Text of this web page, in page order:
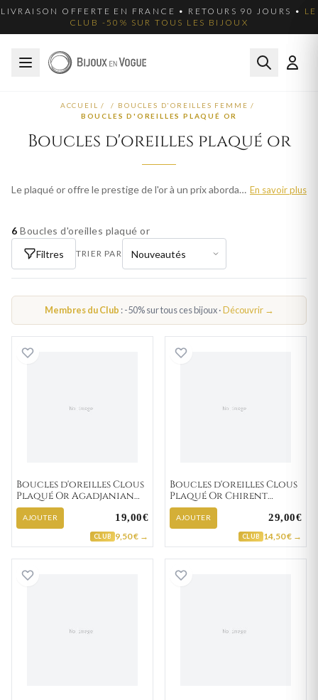
LIVRAISON OFFERTE EN FRANCE • RETOURS 90 JOURS • LE
CLUB -50% SUR TOUS LES BIJOUX
ACCUEIL / / BOUCLES D'OREILLES FEMME /
BOUCLES D'OREILLES PLAQUÉ OR
Boucles d'oreilles plaqué or
Le plaqué or offre le prestige de l'or à un prix abordable. Nos boucles d'oreilles plaqué or femme sont recouverts d'une couche d'or véritable pour un rendu luxueux et une belle durabilité. Parcourez plus de 872 modèles pour femme et trouvez votre bijou idéal. Livraison offerte en France métropolitaine. En savoir plus
6 Boucles d'oreilles plaqué or
Filtres
TRIER PAR
Membres du Club : -50% sur tous ces bijoux ·Découvrir →
Boucles d'oreilles Clous Plaqué Or Agadjanian
Boucles d'oreilles Clous
Plaqué Or Agadjanian
Diamètre 6mm
Zirconium
AJOUTER 19,00€
CLUB 9,50 € →
Boucles d'oreilles Clous
Plaqué Or Chirent
Zirconium
AJOUTER 29,00€
CLUB 14,50 € →
Boucles d'oreilles Clous Plaqué Or Davril